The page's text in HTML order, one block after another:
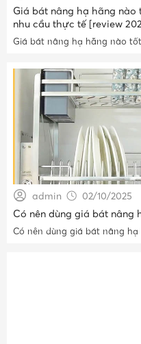
Giá bát nâng hạ hãng
nhu cầu thực tế [review
Giá bát nâng hạ hãng nào
admin
02/10/2025
Có nên dùng giá bát nâng
Có nên dùng giá bát nâng